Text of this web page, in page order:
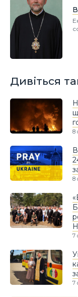
Дивіться
8
8
7
7